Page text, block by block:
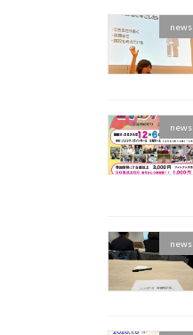
news
news
news